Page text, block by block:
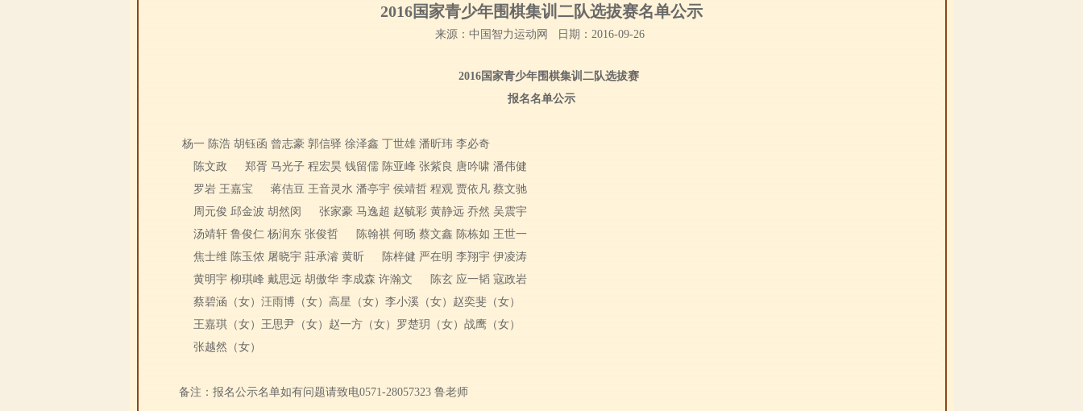
2016国家青少年围棋集训二队选拔赛名单公示
来源：中国智力运动网 日期：2016-09-26
2016国家青少年围棋集训二队选拔赛
报名名单公示
杨一 陈浩 胡钰函 曾志豪 郭信驿 徐泽鑫 丁世雄 潘昕玮 李必奇
陈文政
郑胥 马光子 程宏昊 钱留儒 陈亚峰 张紫良 唐吟啸 潘伟健
罗岩 王嘉宝
蒋佶豆 王音灵水 潘亭宇 侯靖哲 程观 贾依凡 蔡文驰
周元俊 邱金波 胡然闵
张家豪 马逸超 赵毓彩 黄静远 乔然 吴震宇
汤靖轩 鲁俊仁 杨润东 张俊哲
陈翰祺 何旸 蔡文鑫 陈栋如 王世一
焦士维 陈玉侬 屠晓宇 莊承濬 黄昕
陈梓健 严在明 李翔宇 伊凌涛
黄明宇 柳琪峰 戴思远 胡傲华 李成森 许瀚文
陈玄 应一韬 寇政岩
蔡碧涵（女）汪雨博（女）高星（女）李小溪（女）赵奕斐（女）
王嘉琪（女）王思尹（女）赵一方（女）罗楚玥（女）战鹰（女）
张越然（女）
备注：报名公示名单如有问题请致电0571-28057323 鲁老师